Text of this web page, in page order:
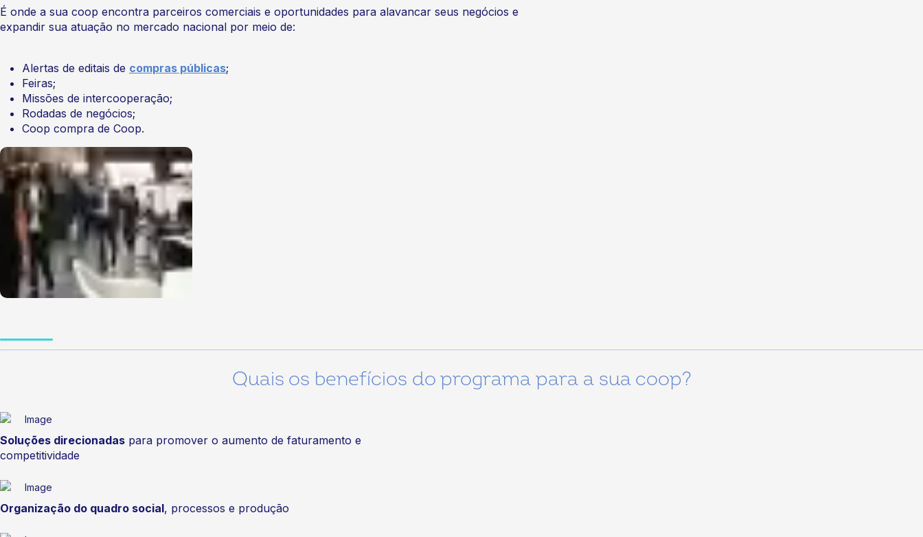
É onde a sua coop encontra parceiros comerciais e oportunidades para alavancar seus negócios e
expandir sua atuação no mercado nacional por meio de:
Alertas de editais de compras públicas;
Feiras;
Missões de intercooperação;
Rodadas de negócios;
Coop compra de Coop.
Quais os benefícios do programa para a sua coop?
Soluções direcionadas para promover o aumento de faturamento e
competitividade
Organização do quadro social, processos e produção